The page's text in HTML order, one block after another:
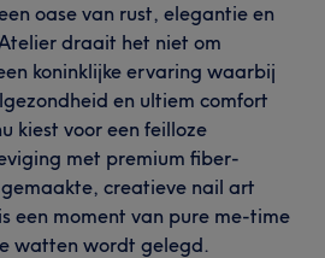
oase van rust, elegantie en
draait het niet om
koninklijke ervaring waarbij
en ultiem comfort
kiest voor een feilloze
met premium fiber-
creatieve nail art
een moment van pure me-time
watten wordt gelegd.